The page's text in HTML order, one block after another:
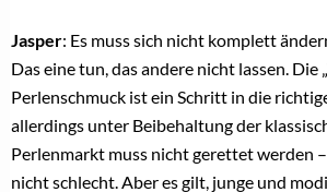
Jasper: Es muss sich nicht komplett
Das eine tun, das andere nicht lassen. Die
Perlenschmuck ist ein Schritt in die
allerdings unter Beibehaltung der
Perlenmarkt muss nicht gerettet werden
nicht schlecht. Aber es gilt, junge und